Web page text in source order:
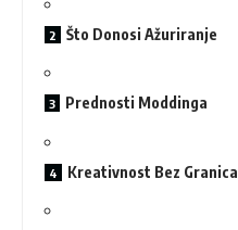
Što Donosi Ažuriranje
Prednosti Moddinga
Kreativnost Bez Granica